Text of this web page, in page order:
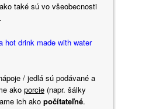
také sú vo všeobecnosti
hot drink made with water
/ jedlá sú podávané a
ako porcie(napr. šálky
ich ako počítateľné.